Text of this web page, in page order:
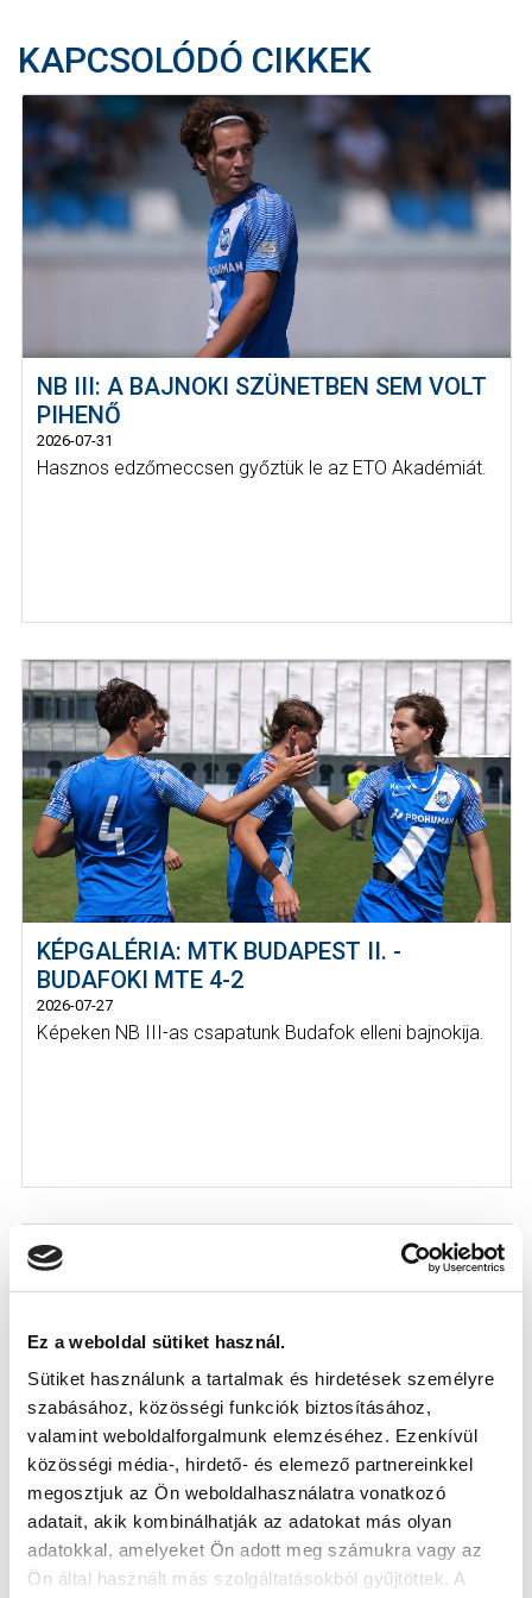
Ez a weboldal sütiket használ.
Sütiket használunk a tartalmak és hirdetések személyre
szabásához, közösségi funkciók biztosításához,
valamint weboldalforgalmunk elemzéséhez. Ezenkívül
közösségi média-, hirdető- és elemező partnereinkkel
megosztjuk az Ön weboldalhasználatra vonatkozó
adatait, akik kombinálhatják az adatokat más olyan
adatokkal, amelyeket Ön adott meg számukra vagy az
Ön által használt más szolgáltatásokból gyűjtöttek. A
KAPCSOLÓDÓ CIKKEK
NB III: A BAJNOKI SZÜNETBEN SEM VOLT
PIHENŐ
2026-07-31
Hasznos edzőmeccsen győztük le az ETO Akadémiát.
KÉPGALÉRIA: MTK BUDAPEST II. -
BUDAFOKI MTE 4-2
2026-07-27
Képeken NB III-as csapatunk Budafok elleni bajnokija.
NB III: BRAVÚROS GYŐZELEMMEL
INDÍTOTTUK A SZEZONT
2026-07-26